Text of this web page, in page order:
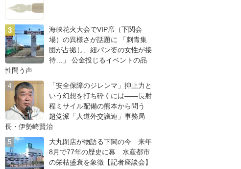
海峡花火大会でVIP席（下関会
場）の異様さが話題に 「刺青集
団が占拠し、紐パン姿の女性が接
待…」 公金投じるイベントの品
性問う声
「安全保障のジレンマ」抑止力と
いう幻想を打ち砕くには――長射
程ミサイル配備の熊本から問う
超党派「人道外交議連」事務局
長・伊勢崎賢治
大丸閉店が物語る下関の今 来年
8月で77年の歴史に幕 水産都市
の栄枯盛衰を象徴【記者座談会】